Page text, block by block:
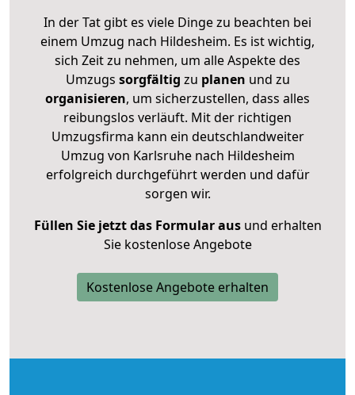
In der Tat gibt es viele Dinge zu beachten bei
einem Umzug nach Hildesheim. Es ist wichtig,
sich Zeit zu nehmen, um alle Aspekte des
Umzugs sorgfältig zu planen und zu
organisieren, um sicherzustellen, dass alles
reibungslos verläuft. Mit der richtigen
Umzugsfirma kann ein deutschlandweiter
Umzug von Karlsruhe nach Hildesheim
erfolgreich durchgeführt werden und dafür
sorgen wir.
Füllen Sie jetzt das Formular ausund erhalten
Sie kostenlose Angebote
Kostenlose Angebote erhalten